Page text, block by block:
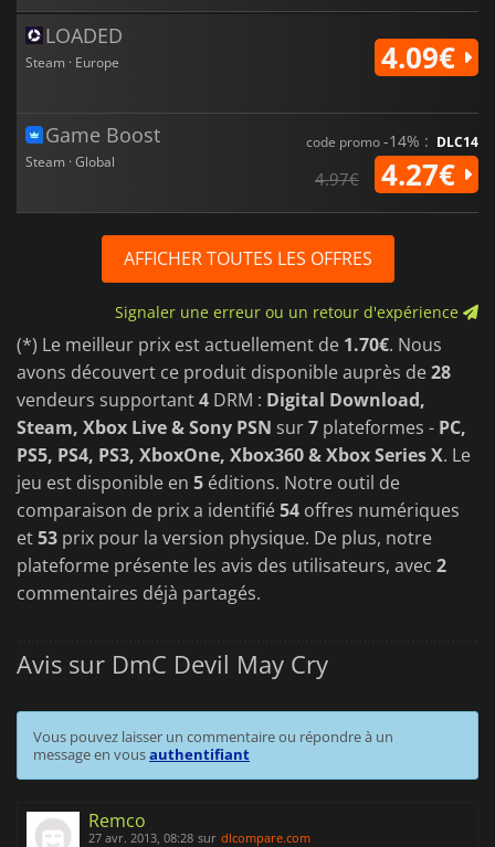
LOADED
Steam · Europe 4.09€
Game Boost
Steam · Global
code promo-14% : DLC14
4.97€ 4.27€
AFFICHER TOUTES LES OFFRES
Signaler une erreur ou un retour d'expérience
(*) Le meilleur prix est actuellement de 1.70€. Nous
avons découvert ce produit disponible auprès de28
vendeurs supportant4 DRM : Digital Download,
Steam, Xbox Live & Sony PSN sur7 plateformes - PC,
PS5, PS4, PS3, XboxOne, Xbox360 & Xbox Series X. Le
jeu est disponible en 5 éditions. Notre outil de
comparaison de prix a identifié54 offres numériques
et53 prix pour la version physique. De plus, notre
plateforme présente les avis des utilisateurs, avec 2
commentaires déjà partagés.
Avis sur DmC Devil May Cry
Vous pouvez laisser un commentaire ou répondre à un
message en vousauthentifiant
Remco
27 avr. 2013, 08:28 sur dlcompare.com